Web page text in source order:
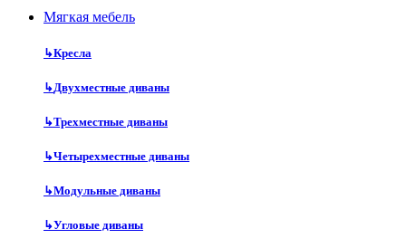
Мягкая мебель
↳Кресла
↳Двухместные диваны
↳Трехместные диваны
↳Четырехместные диваны
↳Модульные диваны
↳Угловые диваны